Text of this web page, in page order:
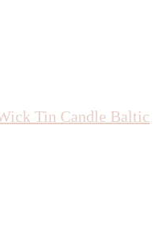
Tin Candle Baltic